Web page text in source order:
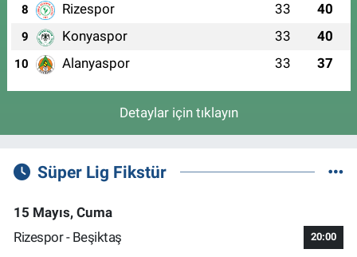
8 Rizespor 33 40
9 Konyaspor 33 40
10 Alanyaspor 33 37
Detaylar için tıklayın
Süper Lig Fikstür
15 Mayıs, Cuma
Rizespor - Beşiktaş
20:00